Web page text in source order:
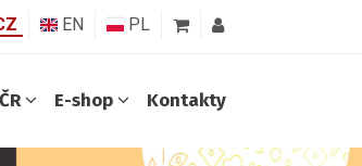
EN PL
E-shop Kontakty